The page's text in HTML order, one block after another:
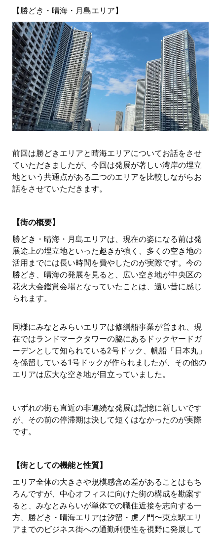
【勝どき・晴海・月島エリア】
前回は勝どきエリアと晴海エリアについてお話をさせ
ていただきましたが、今回は発展が著しい湾岸の埋立
地という共通点がある二つのエリアを比較しながらお
話をさせていただきます。
【街の概要】
勝どき・晴海・月島エリアは、現在の姿になる前は発
展途上の埋立地といった趣きが強く、多くの空き地の
活用までには長い時間を費やしたのが実際です。今の
勝どき、晴海の発展を見ると、広い空き地が中央区の
花火大会鑑賞会場となっていたことは、遠い昔に感じ
られます。
同様にみなとみらいエリアは修繕船事業が営まれ、現
在ではランドマークタワーの脇にあるドックヤードガ
ーデンとして知られている2号ドック、帆船「日本丸」
を係留している1号ドックが作られましたが、その他の
エリアは広大な空き地が目立っていました。
いずれの街も直近の非連続な発展は記憶に新しいです
が、その前の停滞期は決して短くはなかったのが実際
です。
【街としての機能と性質】
エリア全体の大きさや規模感含め差があることはもち
ろんですが、中心オフィスに向けた街の構成を勘案す
ると、みなとみらいが単体での職住近接を志向する一
方、勝どき・晴海エリアは汐留・虎ノ門〜東京駅エリ
アまでのビジネス街への通勤利便性を視野に発展して